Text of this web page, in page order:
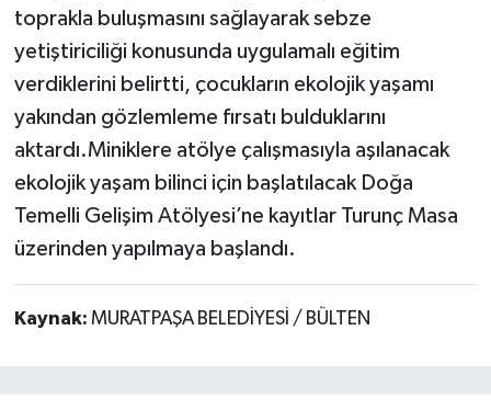
toprakla buluşmasını sağlayarak sebze
yetiştiriciliği konusunda uygulamalı eğitim
verdiklerini belirtti, çocukların ekolojik yaşamı
yakından gözlemleme fırsatı bulduklarını
aktardı.Miniklere atölye çalışmasıyla aşılanacak
ekolojik yaşam bilinci için başlatılacak Doğa
Temelli Gelişim Atölyesi’ne kayıtlar Turunç Masa
üzerinden yapılmaya başlandı.
Kaynak: MURATPAŞA BELEDİYESİ / BÜLTEN